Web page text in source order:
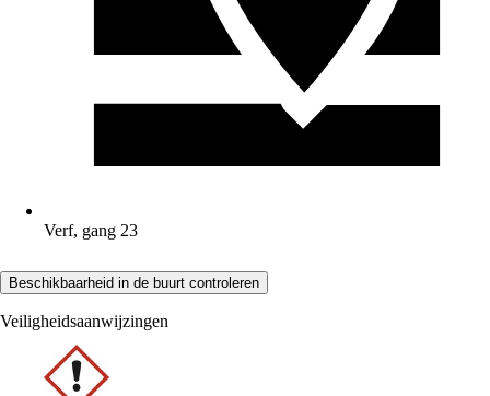
Verf, gang 23
Beschikbaarheid in de buurt controleren
Veiligheidsaanwijzingen